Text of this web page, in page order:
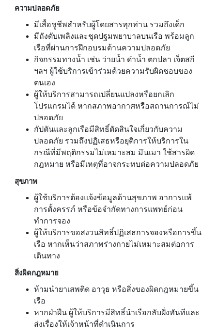
ความปลอดภัย
มีเสื้อชูชีพสำหรับผู้โดยสารทุกท่าน รวมถึงเด็ก
มีถังดับเพลิงและชุดปฐมพยาบาลบนเรือ พร้อมลูก
เรือที่ผ่านการฝึกอบรมด้านความปลอดภัย
กิจกรรมทางน้ำ เช่น ว่ายน้ำ ดำน้ำ ตกปลา เจ็ตสกี
ฯลฯ ผู้ใช้บริการเข้าร่วมด้วยความรับผิดชอบของ
ตนเอง
ผู้ให้บริการสามารถเปลี่ยนแปลงหรือยกเลิก
โปรแกรมได้ หากสภาพอากาศหรือสถานการณ์ไม่
ปลอดภัย
กัปตันและลูกเรือมีสิทธิ์ตัดสินใจเกี่ยวกับความ
ปลอดภัย รวมถึงปฏิเสธหรือยุติการให้บริการใน
กรณีที่มีพฤติกรรมไม่เหมาะสม มึนเมา ใช้สารผิด
กฎหมาย หรือมีเหตุที่อาจกระทบต่อความปลอดภัย
สุขภาพ
ผู้ใช้บริการต้องแจ้งข้อมูลด้านสุขภาพ อาการแพ้
การตั้งครรภ์ หรือข้อจำกัดทางการแพทย์ก่อน
ทำการจอง
ผู้ให้บริการขอสงวนสิทธิ์ปฏิเสธการจองหรือการขึ้น
เรือ หากเห็นว่าสภาพร่างกายไม่เหมาะสมต่อการ
เดินทาง
สิ่งผิดกฎหมาย
ห้ามนำยาเสพติด อาวุธ หรือสิ่งของผิดกฎหมายขึ้น
เรือ
หากฝ่าฝืน ผู้ให้บริการมีสิทธิ์นำเรือกลับฝั่งทันทีและ
ส่งเรื่องให้เจ้าหน้าที่ดำเนินการ